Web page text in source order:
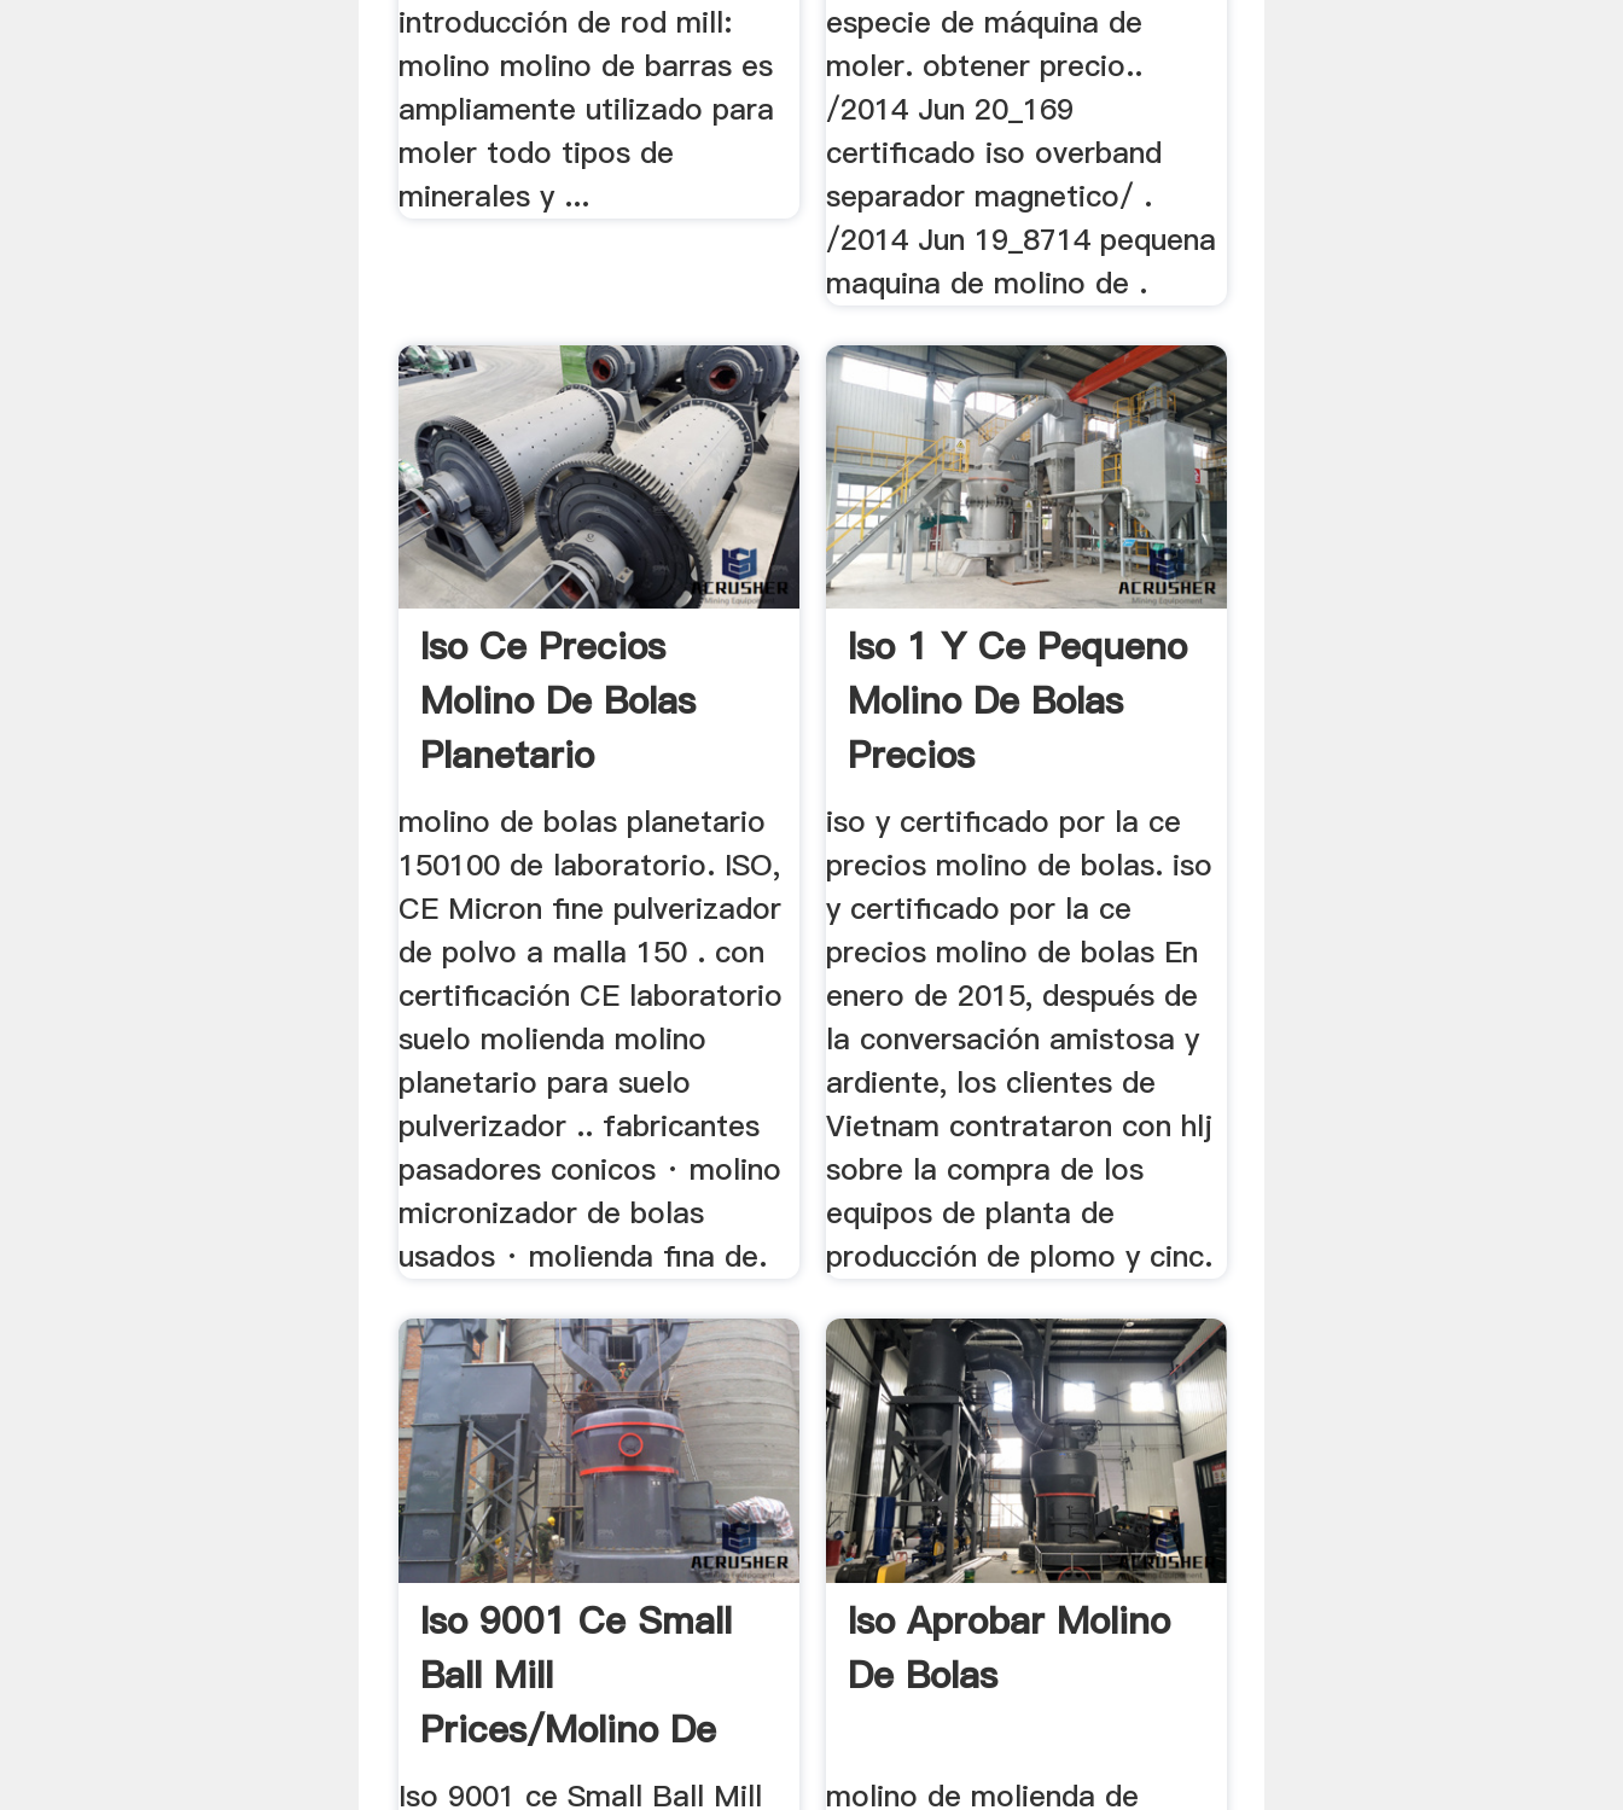
introducción de rod mill:
molino molino de barras es
ampliamente utilizado para
moler todo tipos de
minerales y ...
especie de máquina de
moler. obtener precio..
/2014 Jun 20_169
certificado iso overband
separador magnetico/ .
/2014 Jun 19_8714 pequena
maquina de molino de .
Iso Ce Precios
Molino De Bolas
Planetario
molino de bolas planetario
150100 de laboratorio. ISO,
CE Micron fine pulverizador
de polvo a malla 150 . con
certificación CE laboratorio
suelo molienda molino
planetario para suelo
pulverizador .. fabricantes
pasadores conicos · molino
micronizador de bolas
usados · molienda fina de.
Iso 1 Y Ce Pequeno
Molino De Bolas
Precios
iso y certificado por la ce
precios molino de bolas. iso
y certificado por la ce
precios molino de bolas En
enero de 2015, después de
la conversación amistosa y
ardiente, los clientes de
Vietnam contrataron con hlj
sobre la compra de los
equipos de planta de
producción de plomo y cinc.
Iso 9001 Ce Small
Ball Mill
Prices/molino De
Bolas Buy ...
Iso 9001 ce Small Ball Mill
Iso Aprobar Molino
De Bolas
molino de molienda de